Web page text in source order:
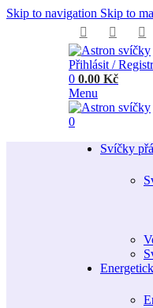
Skip to navigation Skip to
Přihlásit /
0 0.00 Kč
Menu
0
Svíčky